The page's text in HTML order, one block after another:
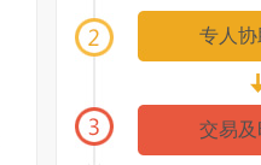
浙商期货
杨XX
浙商期货
专人
交易